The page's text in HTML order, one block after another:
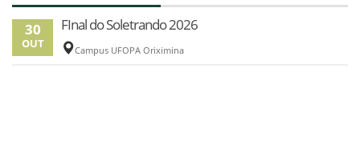
30
OUT
FInal do Soletrando 2026
Campus UFOPA Oriximina